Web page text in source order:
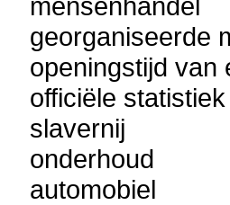
georganiseerde
openingstijd van
officiële statistiek
slavernij
onderhoud
automobiel